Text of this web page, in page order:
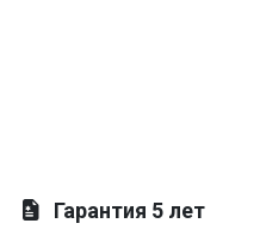
Гарантия 5 лет